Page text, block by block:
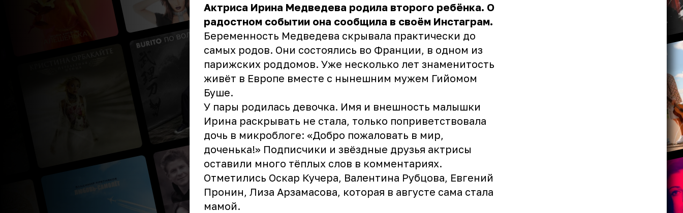
Актриса Ирина Медведева родила второго ребёнка. О
радостном событии она сообщила в своём Инстаграм.
Беременность Медведева скрывала практически до
самых родов. Они состоялись во Франции, в одном из
парижских роддомов. Уже несколько лет знаменитость
живёт в Европе вместе с нынешним мужем Гийомом
Буше.
У пары родилась девочка. Имя и внешность малышки
Ирина раскрывать не стала, только поприветствовала
дочь в микроблоге: «Добро пожаловать в мир,
доченька!» Подписчики и звёздные друзья актрисы
оставили много тёплых слов в комментариях.
Отметились Оскар Кучера, Валентина Рубцова, Евгений
Пронин, Лиза Арзамасова, которая в августе сама стала
мамой.